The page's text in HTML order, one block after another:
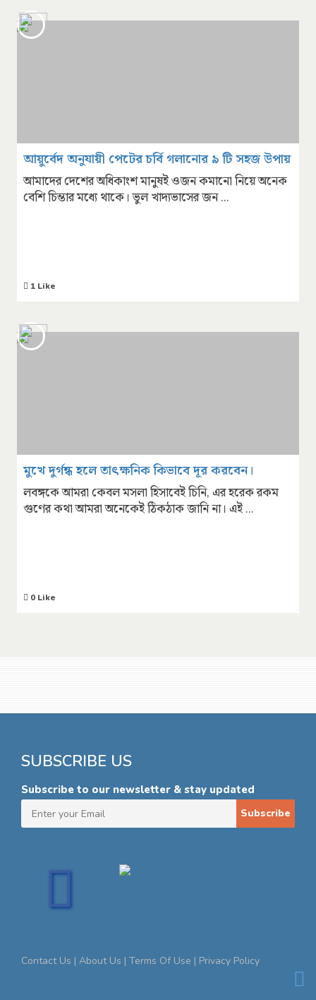
আয়ুর্বেদ অনুযায়ী পেটের চর্বি গলানোর ৯ টি সহজ উপায়
আমাদের দেশের অধিকাংশ মানুষই ওজন কমানো নিয়ে অনেক
বেশি চিন্তার মধ্যে থাকে। ভুল খাদ্যভাসের জন ...
1 Like
মুখে দুর্গন্ধ হলে তাৎক্ষনিক কিভাবে দূর করবেন।
লবঙ্গকে আমরা কেবল মসলা হিসাবেই চিনি, এর হরেক রকম
গুণের কথা আমরা অনেকেই ঠিকঠাক জানি না। এই ...
0 Like
SUBSCRIBE US
Subscribe to our newsletter & stay updated
Subscribe
Contact Us | About Us | Terms Of Use | Privacy Policy